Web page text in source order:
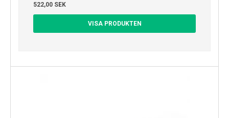
522,00 SEK
VISA PRODUKTEN